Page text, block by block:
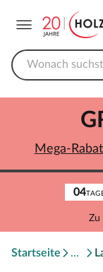
04
Zu
Mega-
Startseite